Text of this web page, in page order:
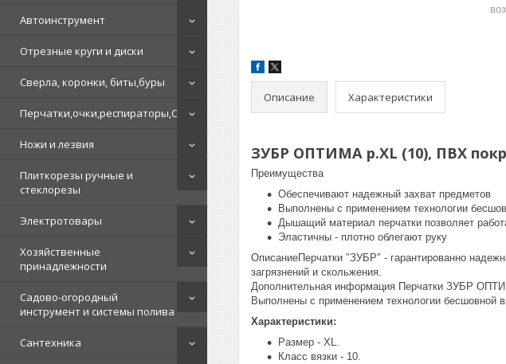
Автоинструмент
Отрезные круги и диски
Сверла, коронки, биты,буры
Перчатки,очки,респираторы,СИЗ
Ножи и лезвия
Плиткорезы ручные и
стеклорезы
Электротовары
Хозяйственные
принадлежности
Садово-огородный
инструмент и системы полива
Сантехника
Описание Характеристики
ЗУБР ОПТИМА р.XL (10), ПВХ
Преимущества
Обеспечивают надежный захват предметов
Выполнены с применением технологии
Дышащий материал перчатки позволяет
Эластичны - плотно облегают руку
ОписаниеПерчатки ″ЗУБР″ - гарантированно
загрязнений и скольжения.
Дополнительная информация Перчатки ЗУБР
Выполнены с применением технологии бесшовной
Характеристики:
Размер - XL.
Класс вязки - 10.